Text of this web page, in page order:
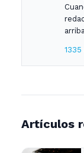
Artículos